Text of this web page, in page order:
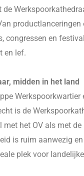
de
productlanceringen
congressen en
en lef.
midden in het land
Werkspoorkwartier
is de
met het OV als met de
is ruim aanwezig
plek voor